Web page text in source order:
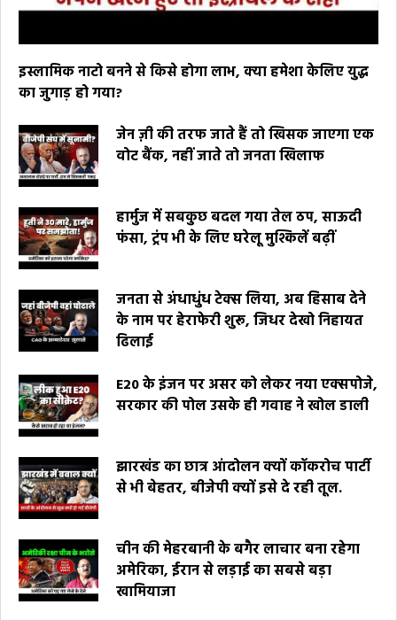
इस्लामिक नाटो बनने से किसे होगा लाभ, क्या हमेशा केलिए युद्ध
का जुगाड़ हो गया?
जेन ज़ी की तरफ जाते हैं तो खिसक जाएगा एक
वोट बैंक, नहीं जाते तो जनता खिलाफ
हार्मुज में सबकुछ बदल गया तेल ठप, साऊदी
फंसा, ट्रंप भी के लिए घरेलू मुश्किलें बढ़ीं
जनता से अंधाधुंध टेक्स लिया, अब हिसाब देने
के नाम पर हेराफेरी शुरू, जिधर देखो निहायत
ढिलाई
E20 के इंजन पर असर को लेकर नया एक्सपोजे,
सरकार की पोल उसके ही गवाह ने खोल डाली
झारखंड का छात्र आंदोलन क्यों कॉकरोच पार्टी
से भी बेहतर, बीजेपी क्यों इसे दे रही तूल.
चीन की मेहरबानी के बगैर लाचार बना रहेगा
अमेरिका, ईरान से लड़ाई का सबसे बड़ा
खामियाजा